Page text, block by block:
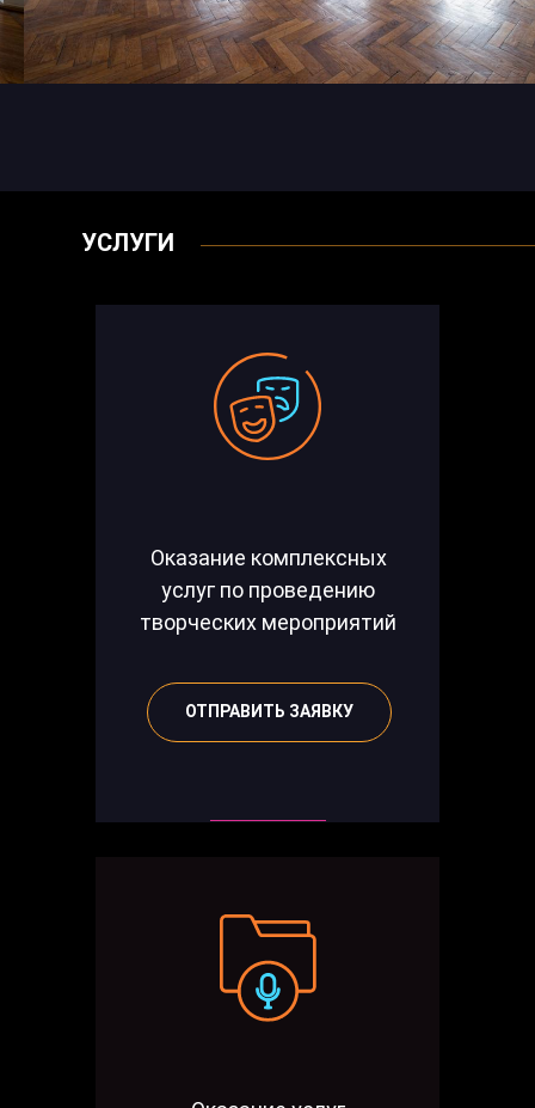
УСЛУГИ
Оказание комплексных
услуг по проведению
творческих мероприятий
ОТПРАВИТЬ ЗАЯВКУ